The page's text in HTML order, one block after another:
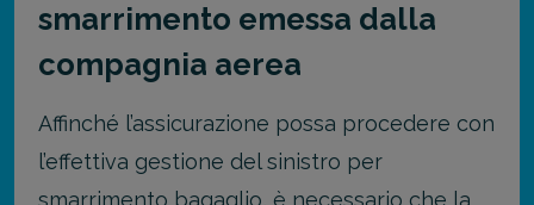
smarrimento emessa dalla
compagnia aerea
Affinché l’assicurazione possa procedere con
l’effettiva gestione del sinistro per